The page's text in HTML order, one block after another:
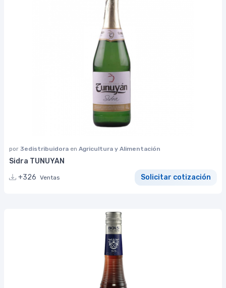
por 3edistribuidora en Agricultura y Alimentación
Sidra TUNUYAN
+326 Ventas Solicitar cotización